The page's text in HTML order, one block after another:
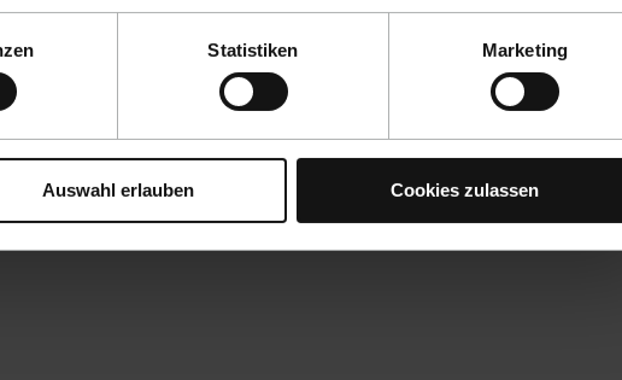
Statistiken Marketing
Auswahl erlauben Cookies zulassen